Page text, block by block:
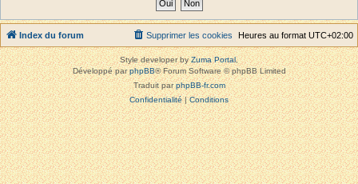
Index du forum Heures au format UTC+02:00
Supprimer les cookies
Style developer byZuma Portal,
Développé parphpBB® Forum Software © phpBB Limited
Traduit parphpBB-fr.com
Confidentialité|Conditions